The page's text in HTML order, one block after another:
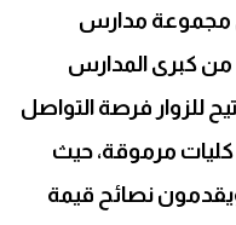
مجموعة مدارس
من كبرى المدارس
للزوار فرصة التواصل
مرموقة، حيث
نصائح قيمة